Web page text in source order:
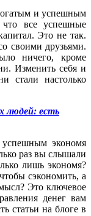
и успешным
все успешные
Это не так.
своими друзьями.
ничего, кроме
Изменить себя и
стали настолько
людей: есть
успешным экономя
раз вы слышали
лишь экономя?
сэкономить, а
Это ключевое
денег вам
статьи на блоге в